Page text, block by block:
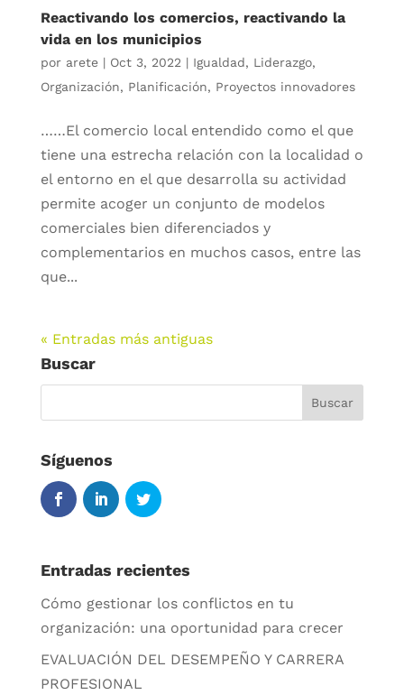
Reactivando los comercios, reactivando la
vida en los municipios
por arete| Oct 3, 2022 | Igualdad, Liderazgo,
Organización, Planificación, Proyectos innovadores
……El comercio local entendido como el que
tiene una estrecha relación con la localidad o
el entorno en el que desarrolla su actividad
permite acoger un conjunto de modelos
comerciales bien diferenciados y
complementarios en muchos casos, entre las
que...
« Entradas más antiguas
Buscar
Síguenos
Entradas recientes
Cómo gestionar los conflictos en tu
organización: una oportunidad para crecer
EVALUACIÓN DEL DESEMPEÑO Y CARRERA
PROFESIONAL